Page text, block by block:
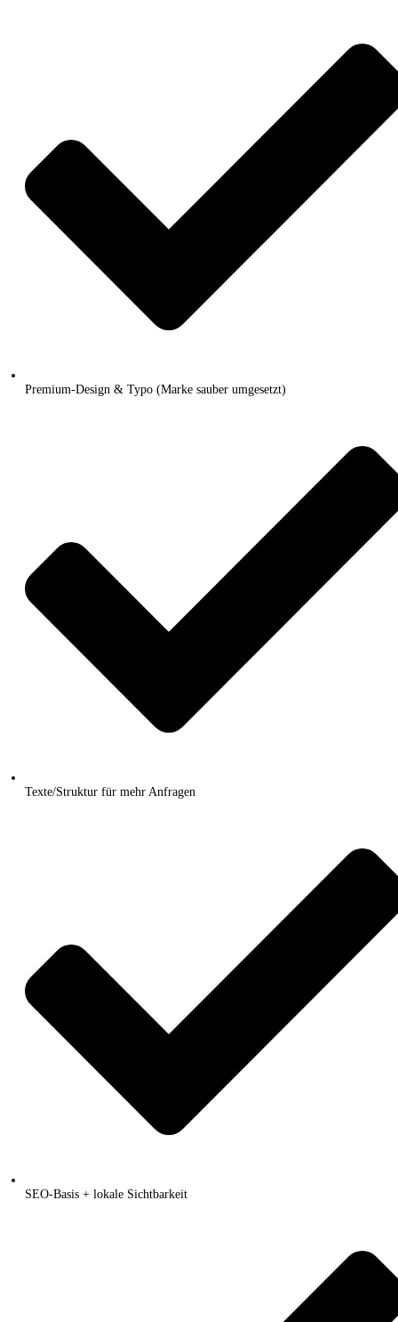
Premium-Design & Typo (Marke sauber umgesetzt)
Texte/Struktur für mehr Anfragen
SEO-Basis + lokale Sichtbarkeit